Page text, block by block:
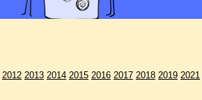
2012 2013 2014 2015 2016 2017 2018 2019 2021